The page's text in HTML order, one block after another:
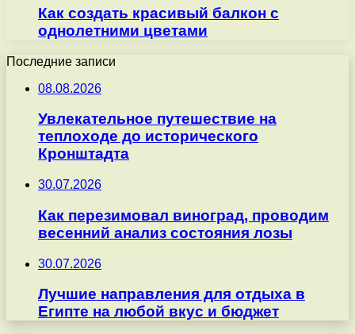
Как создать красивый балкон с
однолетними цветами
Последние записи
08.08.2026
Увлекательное путешествие на
теплоходе до исторического
Кронштадта
30.07.2026
Как перезимовал виноград, проводим
весенний анализ состояния лозы
30.07.2026
Лучшие направления для отдыха в
Египте на любой вкус и бюджет